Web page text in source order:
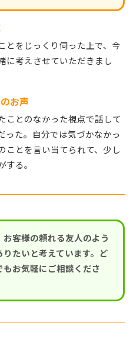
とをじっくり伺った上で、今
に考えさせていただきまし
お声
ことのなかった視点で話して
った。自分では気づかなかっ
ことを言い当てられて、少し
する。
お客様の頼れる友人のよう
りたいと考えています。ど
もお気軽にご相談くださ